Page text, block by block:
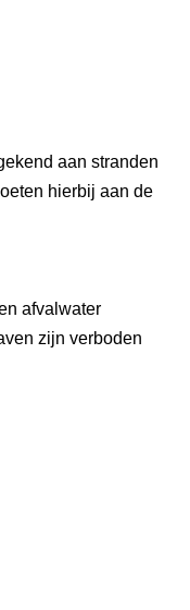
aan stranden
hierbij aan de
afvalwater
zijn verboden